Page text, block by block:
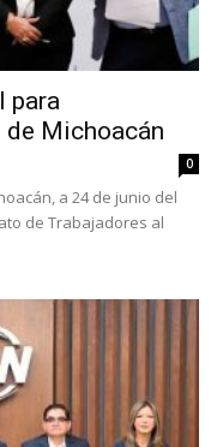
para
de Michoacán
0
a 24 de junio del
de Trabajadores al